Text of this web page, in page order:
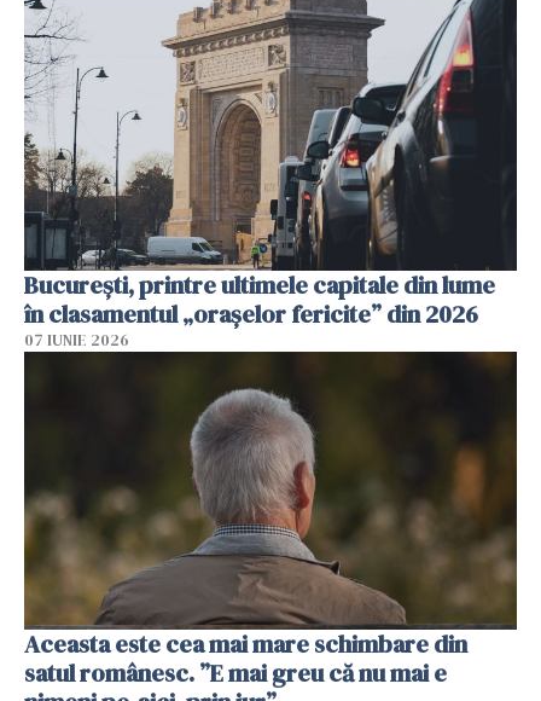
București, printre ultimele capitale din lume
în clasamentul „orașelor fericite” din 2026
07 IUNIE 2026
Aceasta este cea mai mare schimbare din
satul românesc. ”E mai greu că nu mai e